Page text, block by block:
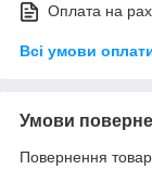
Оплата на
Всі умови
Умови
Повернення